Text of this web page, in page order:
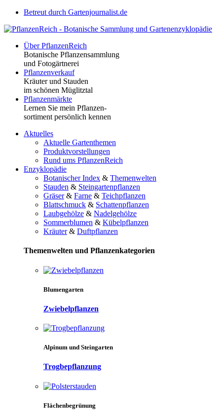
Betreut durch Gartenjournalist.de
Über PflanzenReich
Botanische Pflanzensammlung
und Fotogärtnerei
Pflanzenverkauf
Kräuter und Stauden
im schönen Müglitztal
Pflanzenmärkte
Lernen Sie mein Pflanzen-
sortiment persönlich kennen
Aktuelles
Aktuelle Gartenthemen
Produktvorstellungen
Rund ums PflanzenReich
Enzyklopädie
Botanischer Index & Themenwelten
Stauden & Steingartenpflanzen
Gräser& Farne & Teichpflanzen
Blattschmuck & Schattenpflanzen
Laubgehölze & Nadelgehölze
Sommerblumen & Kübelpflanzen
Kräuter& Duftpflanzen
Themenwelten und Pflanzenkategorien
Blumengarten
Zwiebelpflanzen
Alpinum und Steingarten
Trogbepflanzung
Flächenbegrünung